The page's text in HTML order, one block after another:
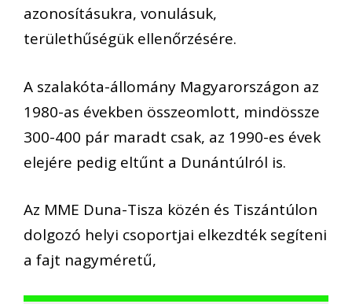
azonosításukra, vonulásuk,
területhűségük ellenőrzésére.
A szalakóta-állomány Magyarországon az
1980-as években összeomlott, mindössze
300-400 pár maradt csak, az 1990-es évek
elejére pedig eltűnt a Dunántúlról is.
Az MME Duna-Tisza közén és Tiszántúlon
dolgozó helyi csoportjai elkezdték segíteni
a fajt nagyméretű,